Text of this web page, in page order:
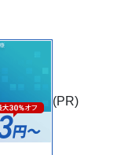
(PR)